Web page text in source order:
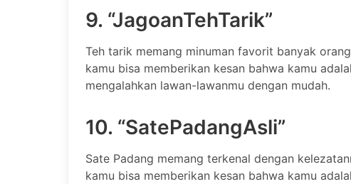
9. “JagoanTehTarik”
Teh tarik memang minuman favorit banyak
kamu bisa memberikan kesan bahwa kamu
mengalahkan lawan-lawanmu dengan mudah.
10. “SatePadangAsli”
Sate Padang memang terkenal dengan
kamu bisa memberikan kesan bahwa kamu